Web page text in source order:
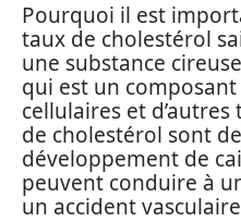
Pourquoi il est
taux de cholestérol
une substance
qui est un
cellulaires et d’autres
de cholestérol sont
développement de
peuvent conduire à
un accident